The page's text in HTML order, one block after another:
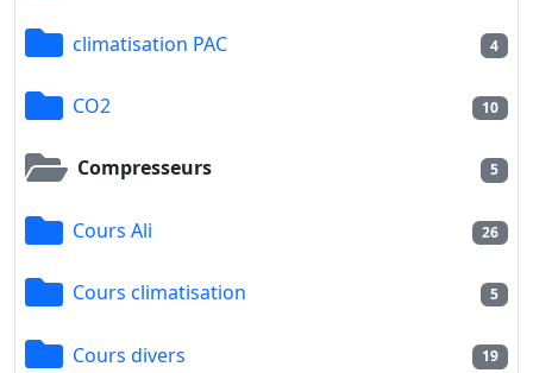
climatisation PAC 4
CO2 10
Compresseurs 5
Cours Ali 26
Cours climatisation 5
Cours divers 19